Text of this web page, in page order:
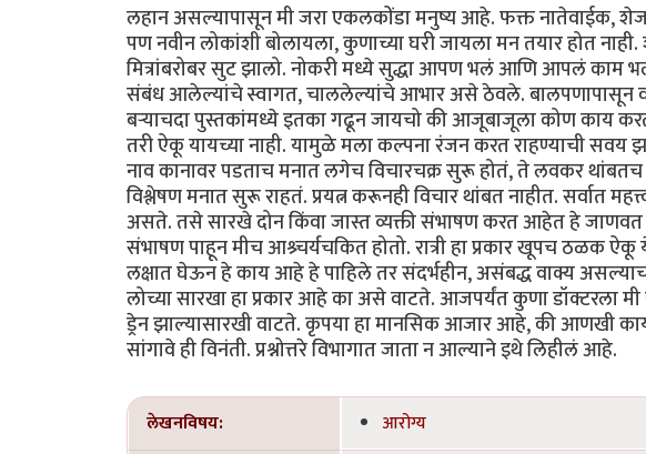
लहान असल्यापासून मी जरा एकलकोंडा मनुष्य आहे. फक्त नातेवाईक,
पण नवीन लोकांशी बोलायला, कुणाच्या घरी जायला मन तयार होत
मित्रांबरोबर सुट झालो. नोकरी मध्ये सुद्धा आपण भलं आणि आपलं काम
संबंध आलेल्यांचे स्वागत, चाललेल्यांचे आभार असे ठेवले. बालपणापासून
बऱ्याचदा पुस्तकांमध्ये इतका गढून जायचो की आजूबाजूला कोण काय
तरी ऐकू यायच्या नाही. यामुळे मला कल्पना रंजन करत राहण्याची सवय
नाव कानावर पडताच मनात लगेच विचारचक्र सुरू होतं, ते लवकर थांबतच
विश्लेषण मनात सुरू राहतं. प्रयत्न करूनही विचार थांबत नाहीत.
असते. तसे सारखे दोन किंवा जास्त व्यक्ती संभाषण करत आहेत हे
संभाषण पाहून मीच आश्र्चर्यचकित होतो. रात्री हा प्रकार खूपच ठळक
लक्षात घेऊन हे काय आहे हे पाहिले तर संदर्भहीन, असंबद्ध वाक्य
लोच्या सारखा हा प्रकार आहे का असे वाटते. आजपर्यंत कुणा डॉक्टरला
ड्रेन झाल्यासारखी वाटते. कृपया हा मानसिक आजार आहे, की आणखी
सांगावे ही विनंती. प्रश्नोत्तरे विभागात जाता न आल्याने इथे लिहीलं आहे.
लेखनविषय:
आरोग्य